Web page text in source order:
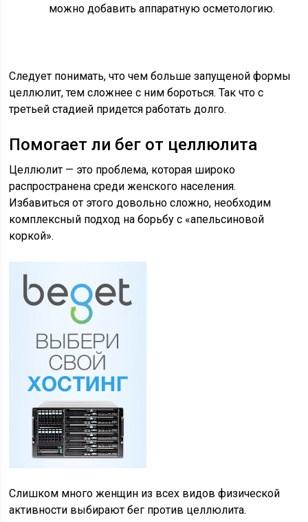
можно добавить аппаратную осметологию.
Следует понимать, что чем больше запущеной формы
целлюлит, тем сложнее с ним бороться. Так что с
третьей стадией придется работать долго.
Помогает ли бег от целлюлита
Целлюлит — это проблема, которая широко
распространена среди женского населения.
Избавиться от этого довольно сложно, необходим
комплексный подход на борьбу с «апельсиновой
коркой».
Слишком много женщин из всех видов физической
активности выбирают бег против целлюлита.